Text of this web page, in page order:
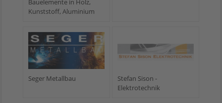
Bauelemente in Holz,
Kunststoff, Aluminium
Seger Metallbau
Stefan Sison -
Elektrotechnik